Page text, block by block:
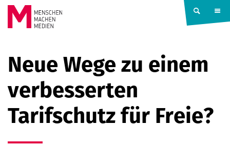
Springe zum Inhalt
MACHEN
MEDIEN
Neue Wege zu einem
verbesserten
Tarifschutz für Freie?